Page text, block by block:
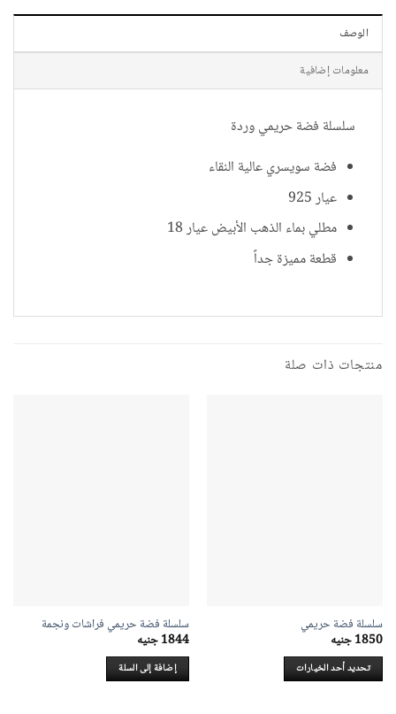
الوصف
معلومات إضافية
سلسلة فضة حريمي وردة
فضة سويسري عالية النقاء
عيار 925
مطلي بماء الذهب الأبيض عيار 18
قطعة مميزة جداً
منتجات ذات صلة
سلسلة فضة حريمي
1850جنيه
تحديد أحد الخيارات
سلسلة فضة حريمي فراشات ونجمة
1844جنيه
إضافة إلى السلة